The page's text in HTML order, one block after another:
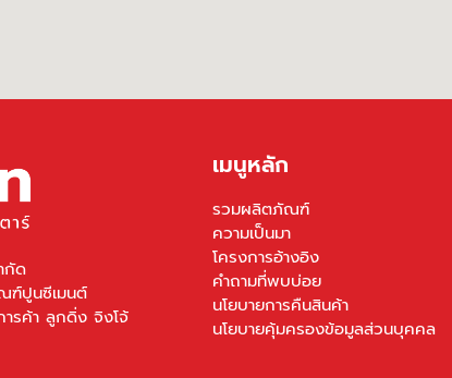
กัด
ฑ์ปูนซีเมนต์
ารค้า ลูกดิ่ง จิงโจ้
เมนูหลัก
รวมผลิตภัณฑ์
ความเป็นมา
โครงการอ้างอิง
คำถามที่พบบ่อย
นโยบายการคืนสินค้า
นโยบายคุ้มครองข้อมูลส่วนบุคคล